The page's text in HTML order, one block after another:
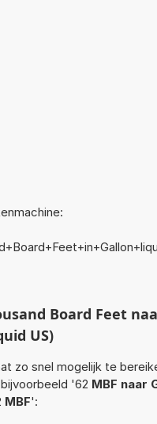
Board Feet
US)
zo snel mogelijk te
'62 MBF naar
MBF':